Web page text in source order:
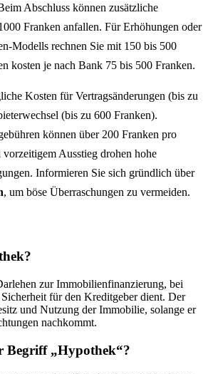
Abschluss können zusätzliche
Franken anfallen. Für Erhöhungen oder
Modells rechnen Sie mit 150 bis 500
kosten je nach Bank 75 bis 500 Franken.
Kosten für Vertragsänderungen (bis zu
(bis zu 600 Franken).
können über 200 Franken pro
Ausstieg drohen hohe
Informieren Sie sich gründlich über
, um böse Überraschungen zu vermeiden.
zur Immobilienfinanzierung, bei
für den Kreditgeber dient. Der
und Nutzung der Immobilie, solange er
nachkommt.
Begriff „Hypothek“?